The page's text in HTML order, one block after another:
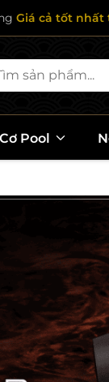
Giá cả tốt
Cơ Pool